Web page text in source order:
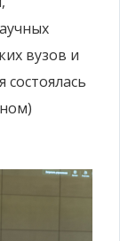
вузов и